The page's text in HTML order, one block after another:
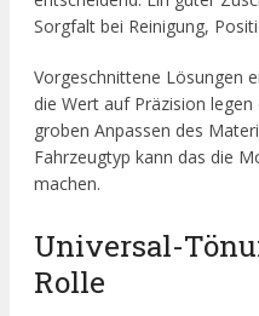
Sorgfalt bei Reinigung,
Vorgeschnittene Lösungen
die Wert auf Präzision
groben Anpassen des
Fahrzeugtyp kann das die
machen.
Universal-
Rolle